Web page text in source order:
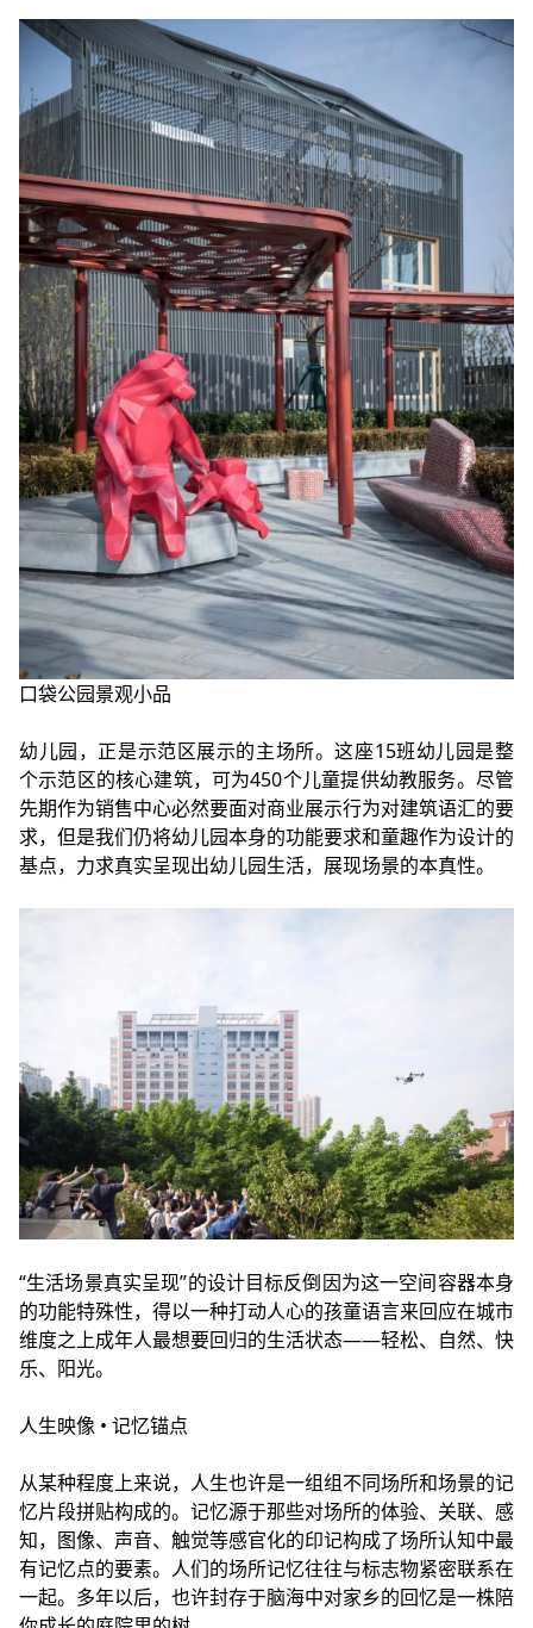
口袋公园景观小品
幼儿园，正是示范区展示的主场所。这座15班幼儿园是整
个示范区的核心建筑，可为450个儿童提供幼教服务。尽管
先期作为销售中心必然要面对商业展示行为对建筑语汇的要
求，但是我们仍将幼儿园本身的功能要求和童趣作为设计的
基点，力求真实呈现出幼儿园生活，展现场景的本真性。
“生活场景真实呈现”的设计目标反倒因为这一空间容器本身
的功能特殊性，得以一种打动人心的孩童语言来回应在城市
维度之上成年人最想要回归的生活状态——轻松、自然、快
乐、阳光。
人生映像 • 记忆锚点
从某种程度上来说，人生也许是一组组不同场所和场景的记
忆片段拼贴构成的。记忆源于那些对场所的体验、关联、感
知，图像、声音、触觉等感官化的印记构成了场所认知中最
有记忆点的要素。人们的场所记忆往往与标志物紧密联系在
一起。多年以后，也许封存于脑海中对家乡的回忆是一株陪